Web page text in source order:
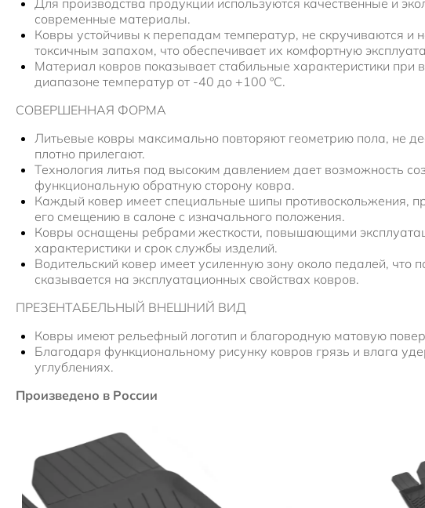
Для производства продукции используются качественные и
современные материалы.
Ковры устойчивы к перепадам температур, не скручиваются и
токсичным запахом, что обеспечивает их комфортную
Материал ковров показывает стабильные характеристики при
диапазоне температур от -40 до +100 ºС.
СОВЕРШЕННАЯ ФОРМА
Литьевые ковры максимально повторяют геометрию пола, не
плотно прилегают.
Технология литья под высоким давлением дает возможность
функциональную обратную сторону ковра.
Каждый ковер имеет специальные шипы противоскольжения,
его смещению в салоне с изначального положения.
Ковры оснащены ребрами жесткости, повышающими
характеристики и срок службы изделий.
Водительский ковер имеет усиленную зону около педалей, что
сказывается на эксплуатационных свойствах ковров.
ПРЕЗЕНТАБЕЛЬНЫЙ ВНЕШНИЙ ВИД
Ковры имеют рельефный логотип и благородную матовую
Благодаря функциональному рисунку ковров грязь и влага
углублениях.
Произведено в России